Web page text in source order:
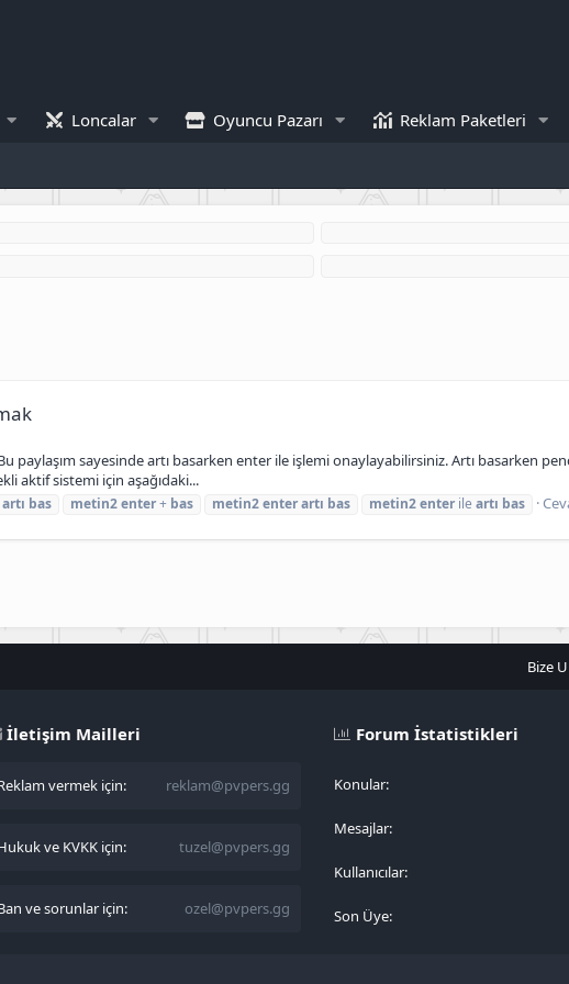
Loncalar Oyuncu Pazarı Reklam Paketleri
paylaşım sayesinde artı basarken enter ile işlemi onaylayabilirsiniz. Artı basarken
aktif sistemi için aşağıdaki...
artı bas metin2enter+ bas metin2enterartı bas metin2enter ile artı bas
Bize
İletişim Mailleri
vermek için: reklam@pvpers.gg
ve KVKK için: tuzel@pvpers.gg
ve sorunlar için: ozel@pvpers.gg
Forum İstatistikleri
Konular
Mesajlar
Kullanıcılar
Son Üye